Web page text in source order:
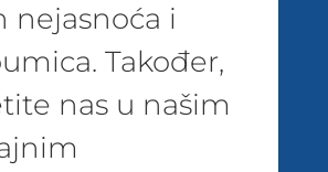
nejasnoća i
Također,
nas u našim